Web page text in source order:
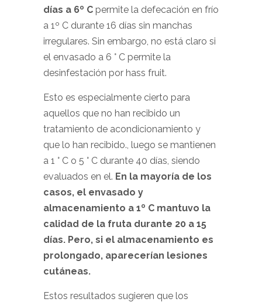
días a 6º C permite la defecación en frío
a 1º C durante 16 días sin manchas
irregulares. Sin embargo, no está claro si
el envasado a 6 ° C permite la
desinfestación por hass fruit.
Esto es especialmente cierto para
aquellos que no han recibido un
tratamiento de acondicionamiento y
que lo han recibido., luego se mantienen
a 1 ° C o 5 ° C durante 40 días, siendo
evaluados en el. En la mayoría de los
casos, el envasado y
almacenamiento a 1º C mantuvo la
calidad de la fruta durante 20 a 15
días. Pero, si el almacenamiento es
prolongado, aparecerían lesiones
cutáneas.
Estos resultados sugieren que los